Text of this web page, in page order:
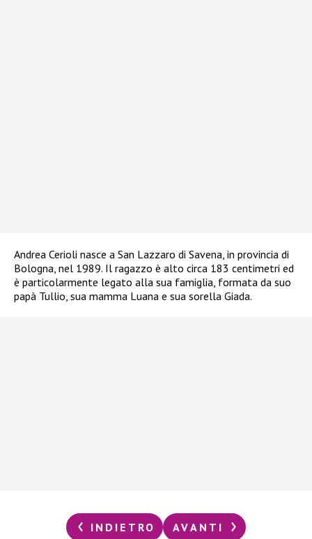
Andrea Cerioli nasce a San Lazzaro di Savena, in provincia di
Bologna, nel 1989. Il ragazzo è alto circa 183 centimetri ed
è particolarmente legato alla sua famiglia, formata da suo
papà Tullio, sua mamma Luana e sua sorella Giada.
INDIETRO AVANTI